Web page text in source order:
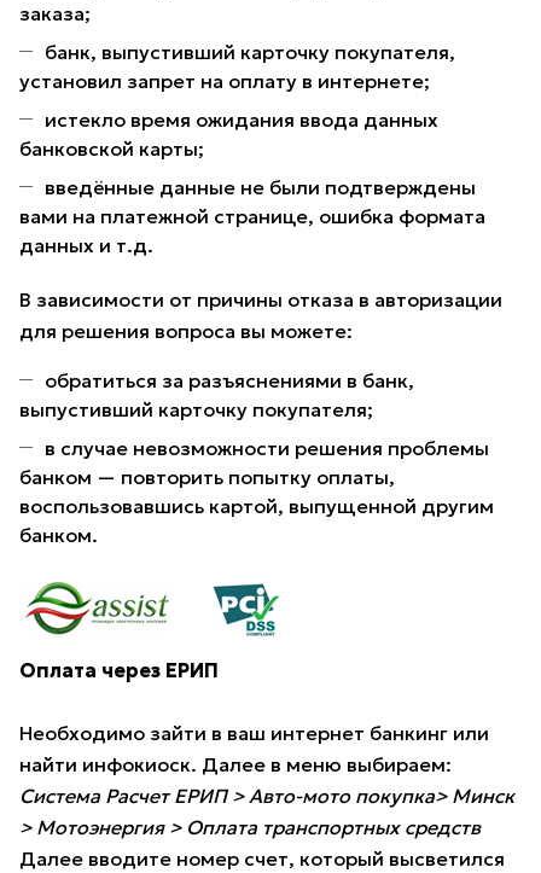
заказа;
банк, выпустивший карточку покупателя,
установил запрет на оплату в интернете;
истекло время ожидания ввода данных
банковской карты;
введённые данные не были подтверждены
вами на платежной странице, ошибка формата
данных и т.д.
В зависимости от причины отказа в авторизации
для решения вопроса вы можете:
обратиться за разъяснениями в банк,
выпустивший карточку покупателя;
в случае невозможности решения проблемы
банком — повторить попытку оплаты,
воспользовавшись картой, выпущенной другим
банком.
Оплата через ЕРИП
Необходимо зайти в ваш интернет банкинг или
найти инфокиоск. Далее в меню выбираем:
Система Расчет ЕРИП > Авто-мото покупка> Минск
> Мотоэнергия > Оплата транспортных средств
Далее вводите номер счет, который высветился